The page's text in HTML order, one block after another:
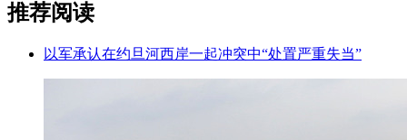
推荐阅读
以军承认在约旦河西岸一起冲突中“处置严重失当”